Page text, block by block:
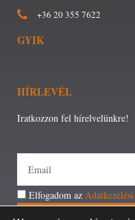
+36 20 355 7622
GYIK
HÍRLEVÉL
Iratkozzon fel hírelvelünkre!
Elfogadom az